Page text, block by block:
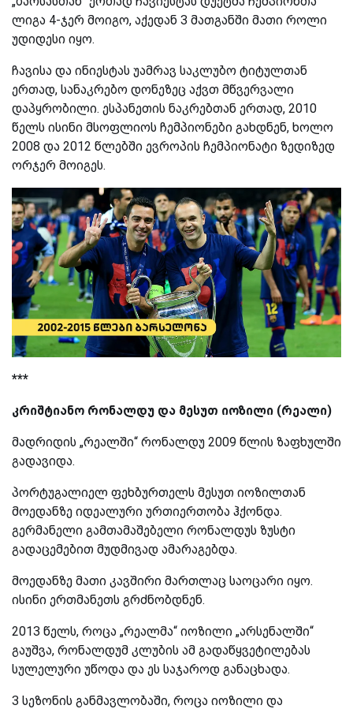
ლიგა 4-ჯერ მოიგო, აქედან 3 მათგანში მათი როლი
უდიდესი იყო.
ჩავისა და ინიესტას უამრავ საკლუბო ტიტულთან
ერთად, სანაკრებო დონეზეც აქვთ მწვერვალი
დაპყრობილი. ესპანეთის ნაკრებთან ერთად, 2010
წელს ისინი მსოფლიოს ჩემპიონები გახდნენ, ხოლო
2008 და 2012 წლებში ევროპის ჩემპიონატი ზედიზედ
ორჯერ მოიგეს.
***
კრიშტიანო რონალდუ და მესუთ იოზილი (რეალი)
მადრიდის „რეალში“ რონალდუ 2009 წლის ზაფხულში
გადავიდა.
პორტუგალიელ ფეხბურთელს მესუთ იოზილთან
მოედანზე იდეალური ურთიერთობა ჰქონდა.
გერმანელი გამთამაშებელი რონალდუს ზუსტი
გადაცემებით მუდმივად ამარაგებდა.
მოედანზე მათი კავშირი მართლაც საოცარი იყო.
ისინი ერთმანეთს გრძნობდნენ.
2013 წელს, როცა „რეალმა“ იოზილი „არსენალში“
გაუშვა, რონალდუმ კლუბის ამ გადაწყვეტილებას
სულელური უწოდა და ეს საჯაროდ განაცხადა.
3 სეზონის განმავლობაში, როცა იოზილი და